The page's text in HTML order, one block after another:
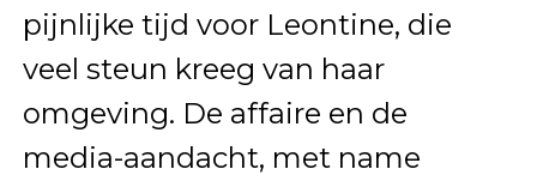
pijnlijke tijd voor Leontine, die
veel steun kreeg van haar
omgeving. De affaire en de
media-aandacht, met name